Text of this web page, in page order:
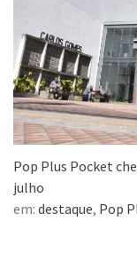
Pop Plus Pocket
julho
em: destaque, Pop